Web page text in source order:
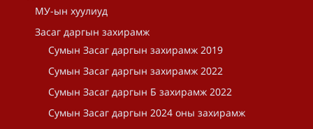
МУ-ын хуулиуд
Засаг даргын захирамж
Сумын Засаг даргын захирамж 2019
Сумын Засаг даргын захирамж 2022
Сумын Засаг даргын Б захирамж 2022
Сумын Засаг даргын 2024 оны захирамж